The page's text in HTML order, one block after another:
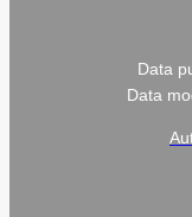
Data
Data